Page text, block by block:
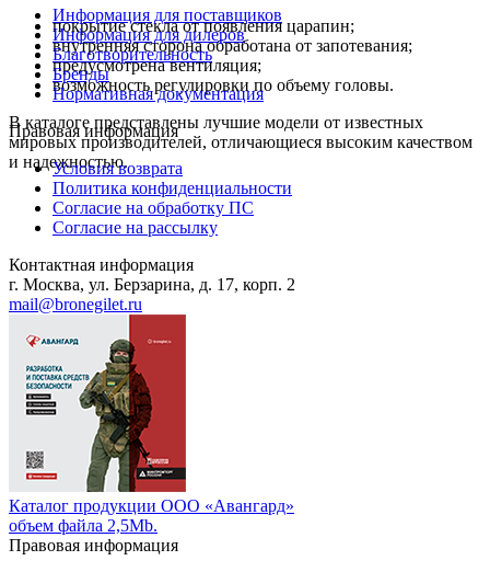
покрытие стекла от появления царапин;
внутренняя сторона обработана от запотевания;
предусмотрена вентиляция;
возможность регулировки по объему головы.
В каталоге представлены лучшие модели от известных
мировых производителей, отличающиеся высоким качеством
и надежностью.
Информация для поставщиков
Информация для дилеров
Благотворительность
Бренды
Нормативная документация
Правовая информация
Условия возврата
Политика конфиденциальности
Согласие на обработку ПС
Согласие на рассылку
Контактная информация
г. Москва, ул. Берзарина, д. 17, корп. 2
mail@bronegilet.ru
Каталог продукции ООО «Авангард»
объем файла 2,5Mb.
Правовая информация